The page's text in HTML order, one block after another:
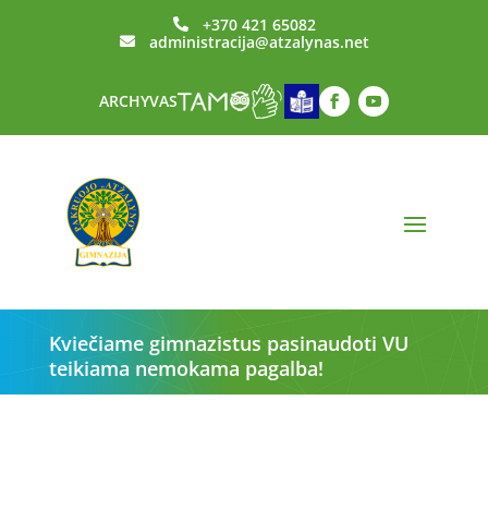
 +370 421 65082
 administracija@atzalynas.net
ARCHYVAS
Kviečiame gimnazistus pasinaudoti VU
teikiama nemokama pagalba!